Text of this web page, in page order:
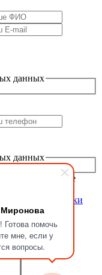
Готова помочь
мне, если у
вопросы.
данных
данных
в ближайшее
покупки